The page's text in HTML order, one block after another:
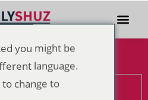
הנחות מטורפות לקראת
you might be
language.
change to: